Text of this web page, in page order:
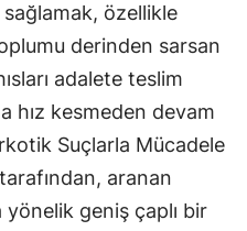
sağlamak, özellikle
derinden sarsan
adalete teslim
hız kesmeden devam
Suçlarla Mücadele
aranan
yönelik geniş çaplı bir